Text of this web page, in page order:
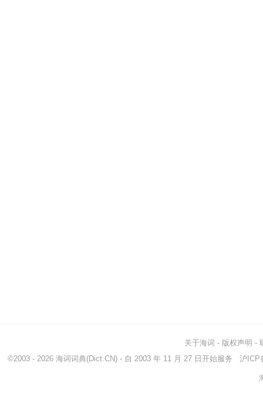
关于海词 - 版权声明 -
©2003 - 2026 海词词典(Dict.CN) - 自 2003 年 11 月 27 日开始服务 沪ICP